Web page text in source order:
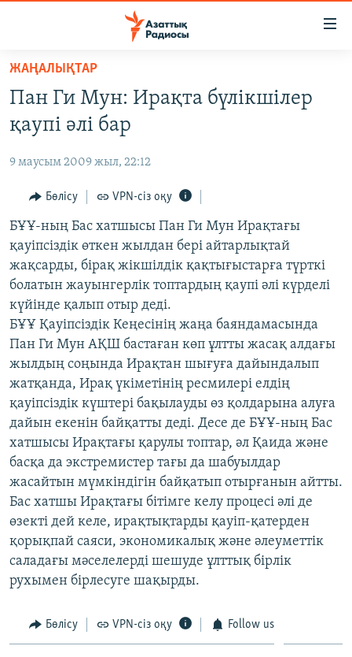
Skip
main
content
to
Navigation
Skip
to
Search
AZATTYQTV
ҚАҢТАР ОҚИҒАСЫ
АДАМ ҚҰҚЫҚТАРЫ
ӘЛЕУМЕТ
ӘЛЕМ
АРНАЙЫ ЖОБАЛАР
Русский
ЖАЗЫЛЫҢЫЗ
Басқа тілдерде
ЖАҢАЛЫҚТАР
Пан Ги Мун: Ирақта бүлікшілер
қаупі әлі бар
9 маусым 2009 жыл, 22:12
Бөлісу VPN-сіз оқу
БҰҰ-ның Бас хатшысы Пан Ги Мун Ирақтағы
қауіпсіздік өткен жылдан бері айтарлықтай
жақсарды, бірақ жікшілдік қақтығыстарға түрткі
болатын жауынгерлік топтардың қаупі әлі күрделі
күйінде қалып отыр деді.
БҰҰ Қауіпсіздік Кеңесінің жаңа баяндамасында
Пан Ги Мун АҚШ бастаған көп ұлтты жасақ алдағы
жылдың соңында Ирақтан шығуға дайындалып
жатқанда, Ирақ үкіметінің ресмилері елдің
қауіпсіздік күштері бақылауды өз қолдарына алуға
дайын екенін байқатты деді. Десе де БҰҰ-ның Бас
хатшысы Ирақтағы қарулы топтар, әл Қаида және
басқа да экстремистер тағы да шабуылдар
жасайтын мүмкіндігін байқатып отырғанын айтты.
Бас хатшы Ирақтағы бітімге келу процесі әлі де
өзекті дей келе, ирақтықтарды қауіп-қатерден
қорықпай саяси, экономикалық және әлеуметтік
саладағы мәселелерді шешуде ұлттық бірлік
рухымен бірлесуге шақырды.
Бөлісу VPN-сіз оқу Follow us